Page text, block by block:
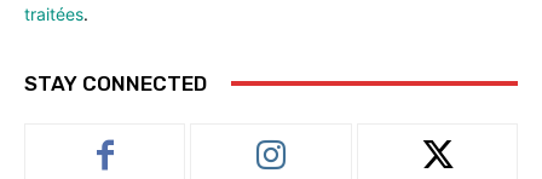
traitées.
STAY CONNECTED